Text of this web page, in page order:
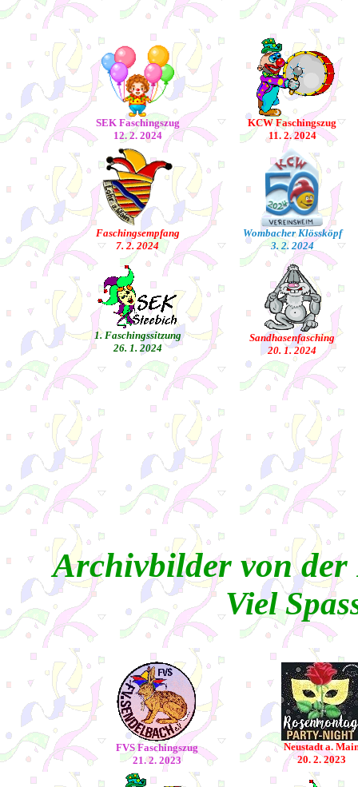
SEK Faschingszug
12. 2. 2024
KCW Faschingszug
11. 2. 2024
Faschingsempfang
7. 2. 2024
Wombacher Klössköpf
3. 2. 2024
1. Faschingssitzung
26. 1. 2024
Sandhasenfasching
20. 1. 2024
Archivbilder von der
Viel
FVS Faschingszug
21. 2. 2023
Neustadt a.
20. 2. 2023